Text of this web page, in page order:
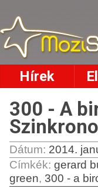
Hírek
300 - A
Dátum: 2014.
Címkék: gerard
green, 300 - a